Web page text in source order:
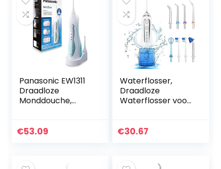
Panasonic EW1311
Draadloze
Monddouche,
€53.09
Waterflosser,
Draadloze
Waterflosser voor
Ball Dental Floss
€30.67